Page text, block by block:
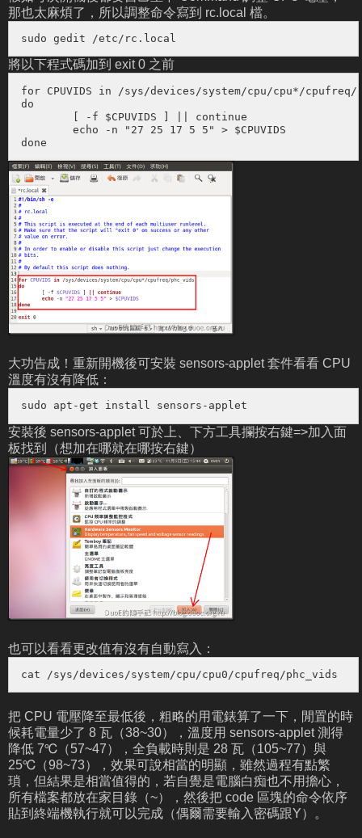
那也太麻煩了，所以調整命令寫到 rc.local 檔。
sudo gedit /etc/rc.local
將以下程式碼加到 exit 0 之前
for CPUVIDS in /sys/devices/system/cpu/cpu*/cpufreq/
do
done
大功告成！重新開機後可安裝 sensors-applet 套件看看 CPU
溫度有沒有降低：
sudo apt-get install sensors-applet
安裝後 sensors-applet 可於上、下方工具攔按右鍵=>加入面
板找到（想加在哪就在哪按右鍵）
也可以看看更改值有沒有自動寫入：
cat /sys/devices/system/cpu/cpu0/cpufreq/phc_vids
把 CPU 電壓降至最低後，粗略的用電錶算了一下，閒置的時
候耗電量少了 8 瓦（38~30），溫度用 sensors-applet 測得
降低 7℃（57~47），全負載時則是 28 瓦（105~77）與
25℃（98~73），效果可說相當的明顯，雖然過程有點繁
瑣，但結果是相當值得的，若自覺是電腦白痴也不用擔心，
所有檔案都放在家目錄（~），然後把 code 區塊的命令依序
貼到終端機執行就可以完成（偶爾需要輸入密碼跟Y）。